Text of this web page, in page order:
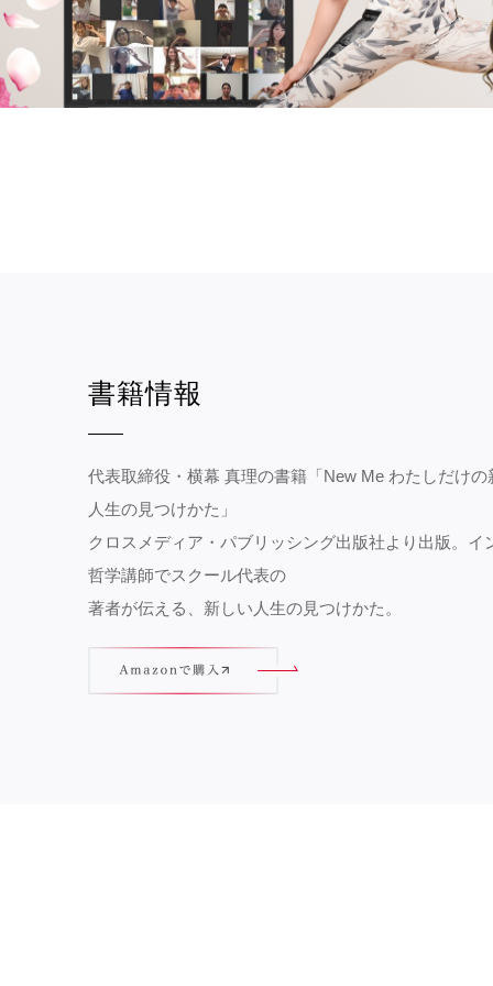
書籍情報
代表取締役・横幕 真理の書籍「New Me わたしだけの
人生の見つけかた」
クロスメディア・パブリッシング出版社より出版。イ
哲学講師でスクール代表の
著者が伝える、新しい人生の見つけかた。